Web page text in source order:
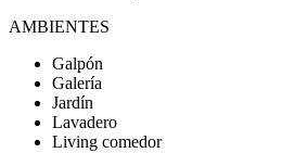
AMBIENTES
Galpón
Galería
Jardín
Lavadero
Living comedor